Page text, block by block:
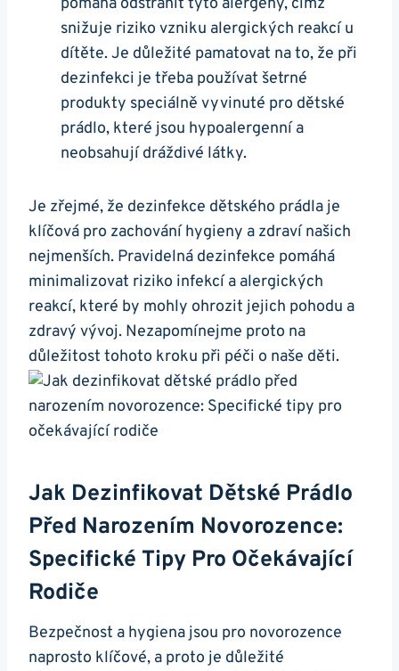
pomáhá odstranit tyto alergeny, čímž
snižuje riziko vzniku alergických reakcí u
dítěte. Je důležité pamatovat na to, že při
dezinfekci je třeba používat šetrné
produkty speciálně vyvinuté pro dětské
prádlo, které jsou hypoalergenní a
neobsahují dráždivé látky.
Je zřejmé, že dezinfekce dětského prádla je
klíčová pro zachování hygieny a zdraví našich
nejmenších. Pravidelná dezinfekce pomáhá
minimalizovat riziko infekcí a alergických
reakcí, které by mohly ohrozit jejich pohodu a
zdravý vývoj. Nezapomínejme proto na
důležitost tohoto kroku při péči o naše děti.
Jak Dezinfikovat Dětské Prádlo
Před Narozením Novorozence:
Specifické Tipy Pro Očekávající
Rodiče
Bezpečnost a hygiena jsou pro novorozence
naprosto klíčové, a proto je důležité